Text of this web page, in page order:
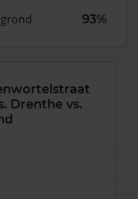
93%
Drenthe vs.